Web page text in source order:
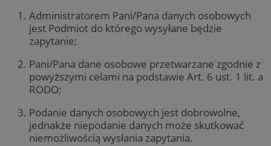
Administratorem Pani/Pana danych osobowych
jest Podmiot do którego wysyłane będzie
zapytanie;
Pani/Pana dane osobowe przetwarzane zgodnie z
powyższymi celami na podstawie Art. 6 ust. 1 lit. a
RODO;
Podanie danych osobowych jest dobrowolne,
jednakże niepodanie danych może skutkować
niemożliwością wysłania zapytania.